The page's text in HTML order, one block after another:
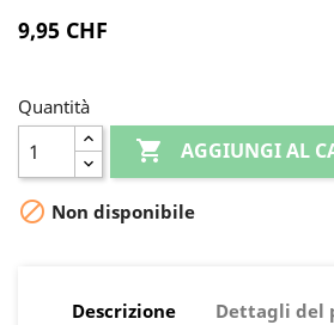
9,95 CHF
Quantità
 AGGIUNGI AL
 Non disponibile
Descrizione Dettagli del